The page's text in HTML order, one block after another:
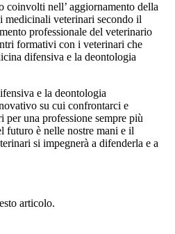
coinvolti nell’ aggiornamento della
medicinali veterinari secondo il
professionale del veterinario
formativi con i veterinari che
difensiva e la deontologia
e la deontologia
su cui confrontarci e
per una professione sempre più
futuro è nelle nostre mani e il
si impegnerà a difenderla e a
articolo.